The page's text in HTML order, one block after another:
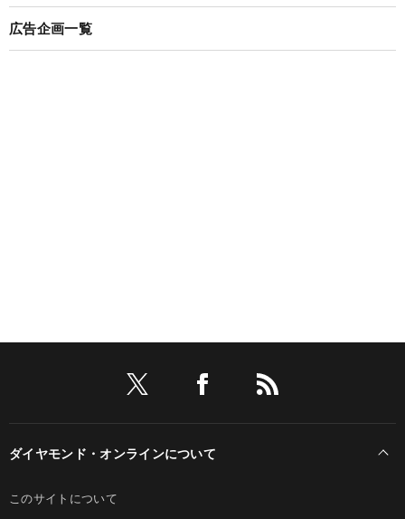
広告企画一覧
ダイヤモンド・オンラインについて
このサイトについて